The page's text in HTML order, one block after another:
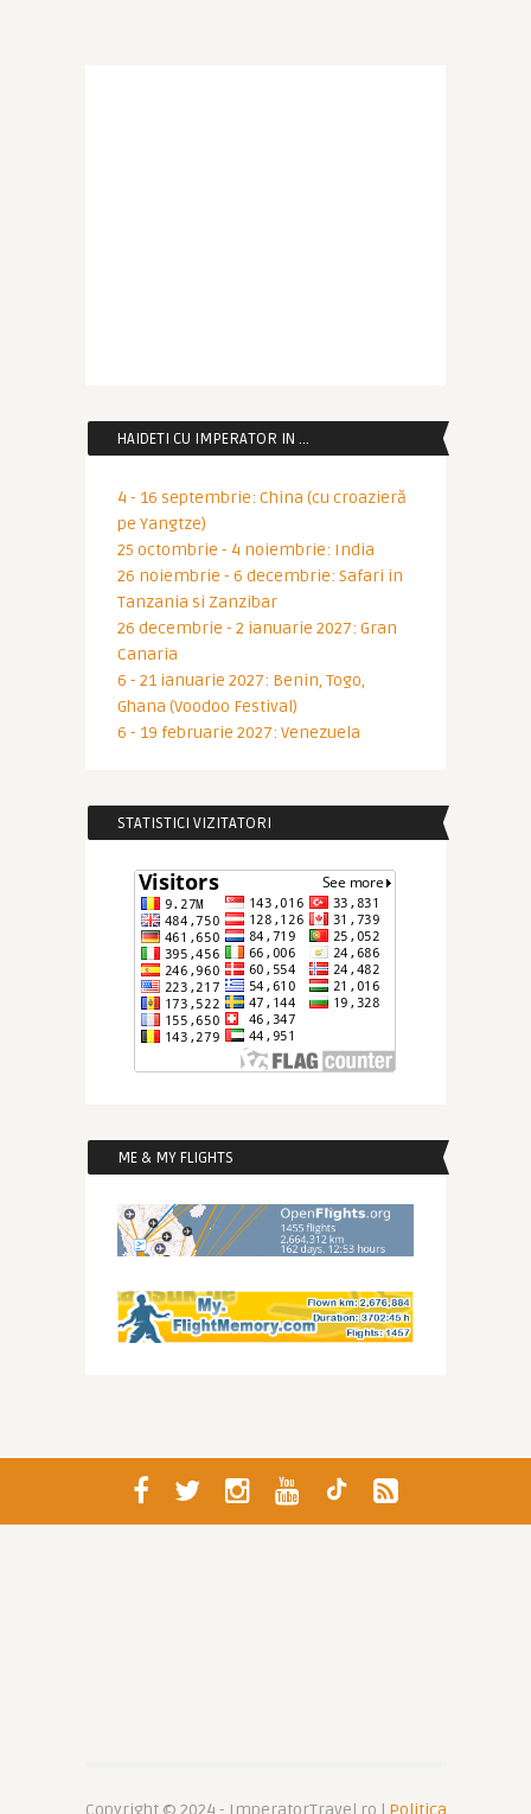
HAIDETI CU IMPERATOR IN …
4 - 16 septembrie: China (cu croazieră
pe Yangtze)
25 octombrie - 4 noiembrie: India
26 noiembrie - 6 decembrie: Safari in
Tanzania si Zanzibar
26 decembrie - 2 ianuarie 2027: Gran
Canaria
6 - 21 ianuarie 2027: Benin, Togo,
Ghana (Voodoo Festival)
6 - 19 februarie 2027: Venezuela
STATISTICI VIZITATORI
ME & MY FLIGHTS